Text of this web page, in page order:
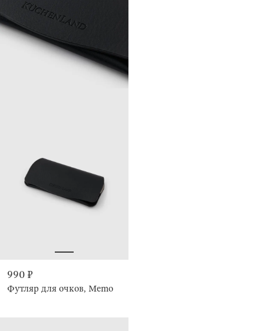
990 ₽
Футляр для очков, Memo